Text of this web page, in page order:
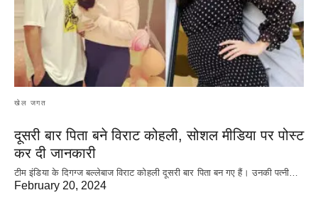
खेल जगत
दूसरी बार‌ पिता बने विराट कोहली, सोशल मीडिया पर पोस्ट
कर दी‌ जानकारी
टीम इंडिया के दिगग्ज बल्लेबाज विराट कोहली दूसरी बार पिता बन गए हैं। उनकी पत्नी…
February 20, 2024